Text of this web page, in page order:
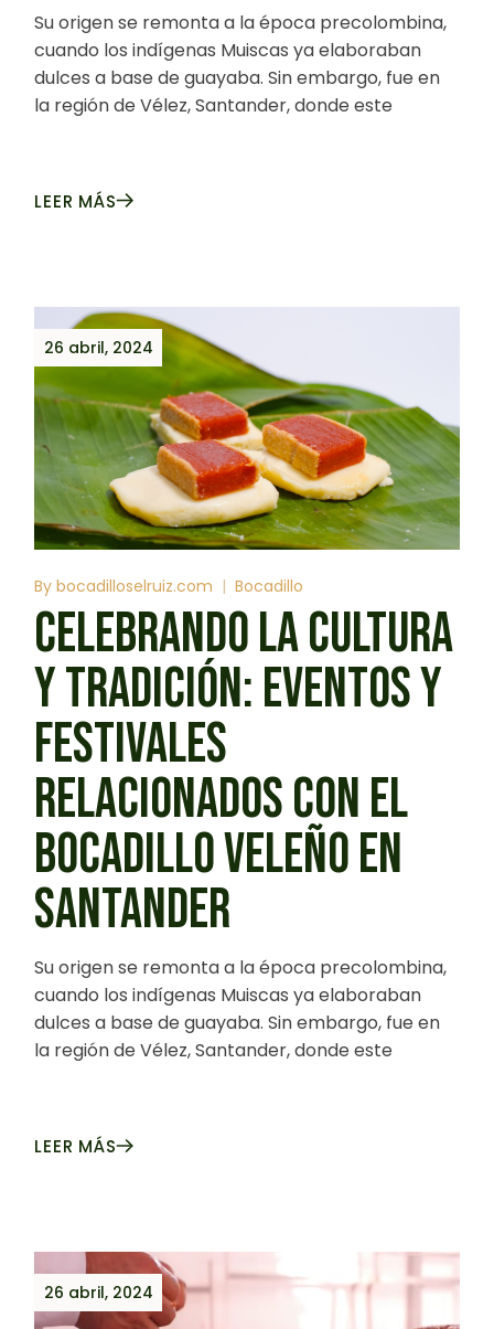
Su origen se remonta a la época precolombina,
cuando los indígenas Muiscas ya elaboraban
dulces a base de guayaba. Sin embargo, fue en
la región de Vélez, Santander, donde este
LEER MÁS
26 abril, 2024
By bocadilloselruiz.com Bocadillo
CELEBRANDO LA CULTURA
Y TRADICIÓN: EVENTOS Y
FESTIVALES
RELACIONADOS CON EL
BOCADILLO VELEÑO EN
SANTANDER
Su origen se remonta a la época precolombina,
cuando los indígenas Muiscas ya elaboraban
dulces a base de guayaba. Sin embargo, fue en
la región de Vélez, Santander, donde este
LEER MÁS
26 abril, 2024